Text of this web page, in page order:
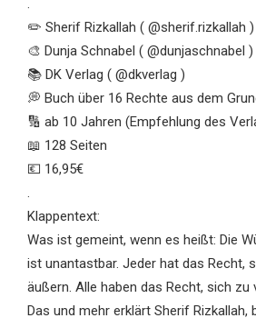
.
✏️ Sherif Rizkallah ( @sherif.rizkallah )
🎨 Dunja Schnabel ( @dunjaschnabel )
📚 DK Verlag ( @dkverlag )
💭 Buch über 16 Rechte aus dem
🔢 ab 10 Jahren (Empfehlung des
📖 128 Seiten
💶 16,95€
.
Klappentext:
Was ist gemeint, wenn es heißt: Die
ist unantastbar. Jeder hat das Recht,
äußern. Alle haben das Recht, sich zu
Das und mehr erklärt Sherif Rizkallah,